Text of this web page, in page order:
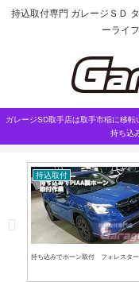
持込取付専門 ガレージＳＤ
ーライ
ガレージSD取手店は取手市稲に移
持ち込
持込取付
持ち込みでホーン取付 フォレスター